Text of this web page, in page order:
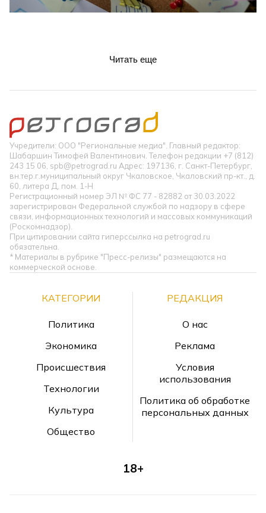
Читать еще
Учредители: ООО "Региональные медиа". Главный редактор:
Шабаршин Тимофей Валентинович. Телефон редакции +7 (812)
243 15 06, spb@petrograd.ru Адрес: 197136, г. Санкт-Петербург,
вн.тер.г.муниципальный округ Чкаловское, Чкаловский пр-кт., д.
60, литера Д, пом. 1-Н
Регистрационный номер ЭЛ № ФС 77 - 82882 от 30.03.2022
зарегистрирован Федеральной службой по надзору в сфере
связи, информационных технологий и массовых коммуникаций
(Роскомнадзор).
При цитировании сайта гиперссылка на petrograd.ru
обязательна.
* Материалы в рубрике "Пресс-релизы" размещаются на
коммерческой основе.
КАТЕГОРИИ
Политика
Экономика
Происшествия
Технологии
Культура
Общество
РЕДАКЦИЯ
О нас
Реклама
Условия
использования
Политика об обработке
персональных данных
18+